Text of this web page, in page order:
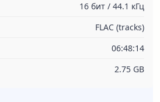
16 бит / 44.1 кГц
FLAC (tracks)
06:48:14
2.75 GB